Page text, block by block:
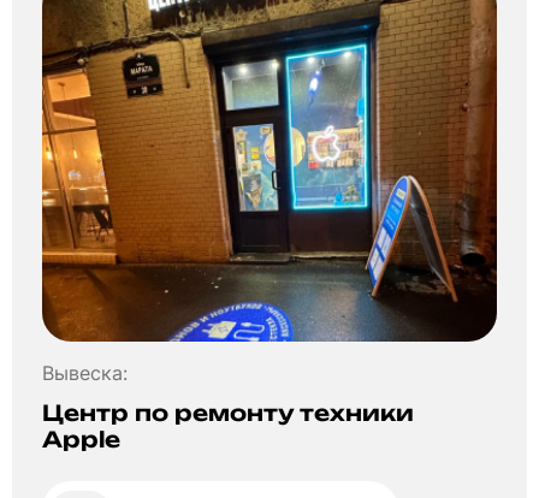
Вывеска:
Центр по ремонту техники
Apple